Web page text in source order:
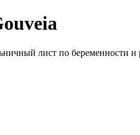
лист по беременности и